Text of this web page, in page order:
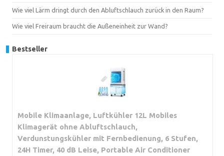
Wie viel Lärm dringt durch den Abluftschlauch zurück in den Raum?
Wie viel Freiraum braucht die Außeneinheit zur Wand?
Bestseller
Mobile Klimaanlage, Luftkühler 12L Mobiles
Klimagerät ohne Abluftschlauch,
Verdunstungskühler mit Fernbedienung, 6 Stufen,
24H Timer, 40 dB Leise, Portable Air Conditioner